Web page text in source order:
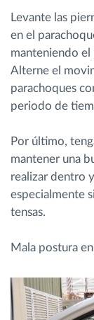
Levante las
en el
manteniendo
Alterne el
parachoques
periodo de
Por último,
mantener una
realizar dentro
especialmente
tensas.
Mala postura